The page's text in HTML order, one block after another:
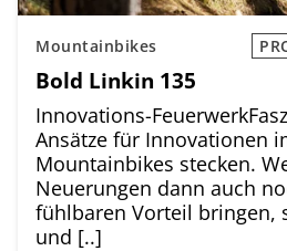
Mountainbikes
Bold Linkin 135
Innovations-
Ansätze für Innovationen
Mountainbikes stecken.
Neuerungen dann auch
fühlbaren Vorteil bringen,
und [..]